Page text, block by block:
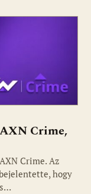
Crime,
Crime. Az
hogy